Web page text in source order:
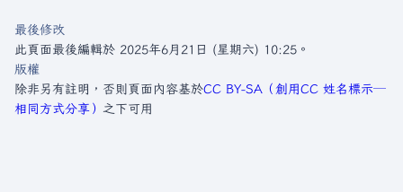
最後修改
此頁面最後編輯於 2025年6月21日 (星期六) 10:25。
版權
除非另有註明，否則頁面內容基於CC BY-SA（創用CC 姓名標示─
相同方式分享） 之下可用